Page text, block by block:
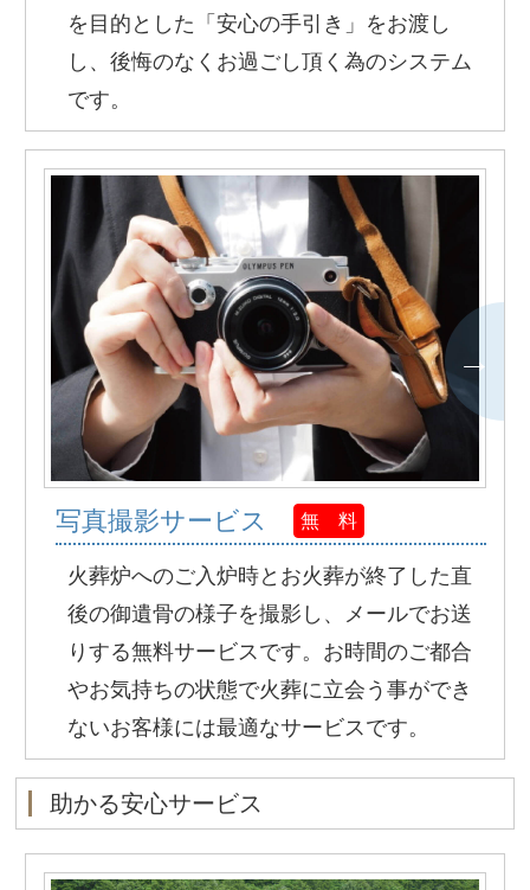
を目的とした「安心の手引き」をお渡し
し、後悔のなくお過ごし頂く為のシステム
です。
写真撮影サービス 無 料
火葬炉へのご入炉時とお火葬が終了した直
後の御遺骨の様子を撮影し、メールでお送
りする無料サービスです。お時間のご都合
やお気持ちの状態で火葬に立会う事ができ
ないお客様には最適なサービスです。
助かる安心サービス